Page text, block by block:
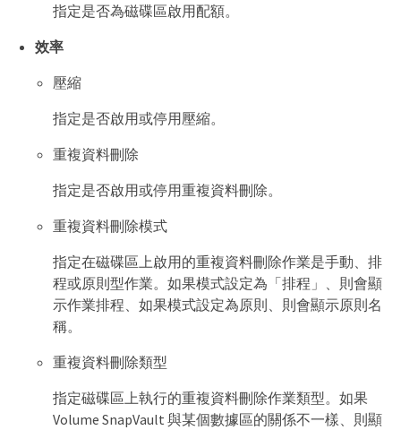
指定是否為磁碟區啟用配額。
效率
壓縮
指定是否啟用或停用壓縮。
重複資料刪除
指定是否啟用或停用重複資料刪除。
重複資料刪除模式
指定在磁碟區上啟用的重複資料刪除作業是手動、排
程或原則型作業。如果模式設定為「排程」、則會顯
示作業排程、如果模式設定為原則、則會顯示原則名
稱。
重複資料刪除類型
指定磁碟區上執行的重複資料刪除作業類型。如果
Volume SnapVault 與某個數據區的關係不一樣、則顯